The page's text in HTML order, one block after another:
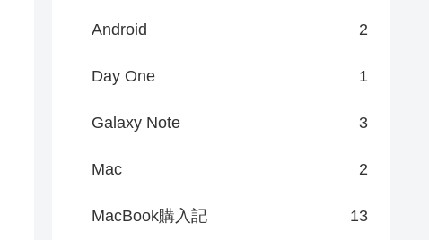
Android 2
Day One 1
Galaxy Note 3
Mac 2
MacBook購入記 13